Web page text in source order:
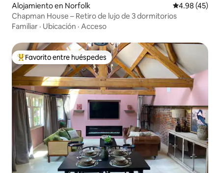
Alojamiento en Norfolk Calificación
4.98 (45)
Chapman House – Retiro de lujo de 3 dormitorios
Familiar · Ubicación · Acceso
Favorito entre huéspedes preferido
Favorito entre huéspedes